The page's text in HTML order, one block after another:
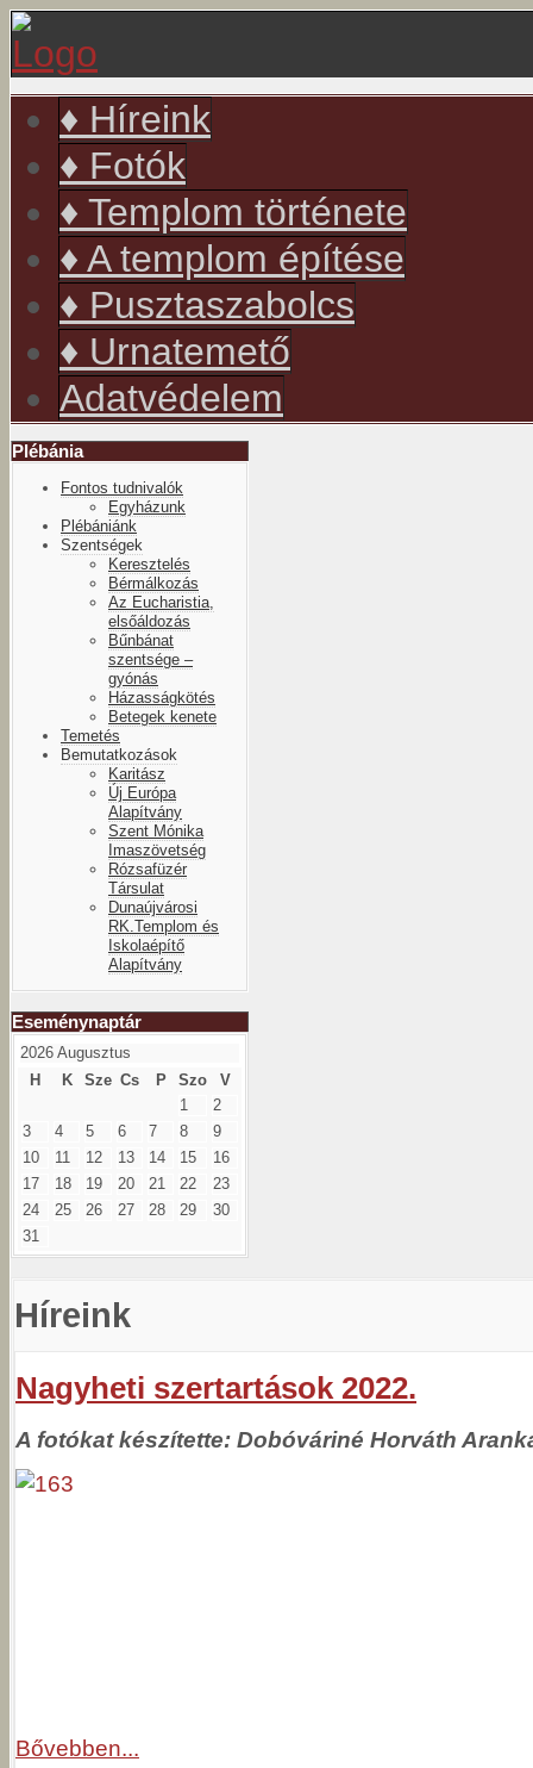
♦ Híreink
♦ Fotók
♦ Templom története
♦ A templom építése
♦ Pusztaszabolcs
♦ Urnatemető
Adatvédelem
Plébánia
Fontos tudnivalók
Egyházunk
Plébániánk
Szentségek
Keresztelés
Bérmálkozás
Az Eucharistia,
elsőáldozás
Bűnbánat
szentsége –
gyónás
Házasságkötés
Betegek kenete
Temetés
Bemutatkozások
Karitász
Új Európa
Alapítvány
Szent Mónika
Imaszövetség
Rózsafüzér
Társulat
Dunaújvárosi
RK.Templom és
Iskolaépítő
Alapítvány
Eseménynaptár
év
hónap
év
hónap
2026 Augusztus
H
K Sze Cs P Szo
V
1
2
3
4 5 6 7 8
9
10
11 12 13 14 15
16
17
18 19 20 21 22
23
24
25 26 27 28 29
30
31
Híreink
Nagyheti szertartások 2022.
A fotókat készítette: Dobóváriné Horváth
Bővebben...